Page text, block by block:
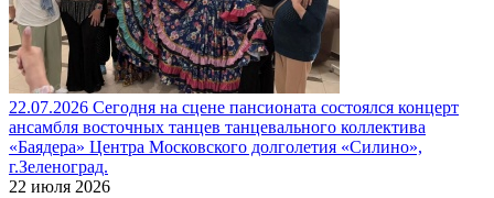
22.07.2026 Сегодня на сцене пансионата состоялся концерт
ансамбля восточных танцев танцевального коллектива
«Баядера» Центра Московского долголетия «Силино»,
г.Зеленоград.
22 июля 2026